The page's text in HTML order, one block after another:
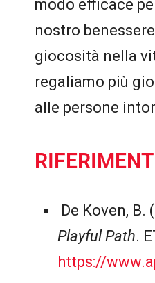
modo efficace
nostro
giocosità nella
regaliamo più
alle persone
De Koven, B.
Playful Path.
https://